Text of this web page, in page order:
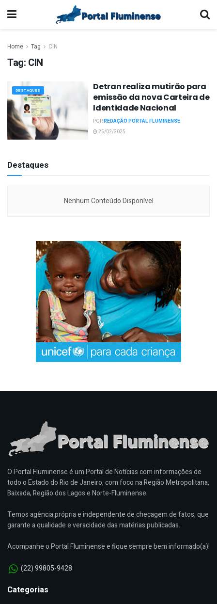
Home Tag CIN
Tag: CIN
DESTAQUES
Detran realiza mutirão para
emissão da nova Carteira de
Identidade Nacional
PORREDAÇÃO PORTAL FLUMINENSE
25/02/2025
Destaques
Nenhum Conteúdo Disponível
O Portal Fluminense é um Portal de Notícias com informações de
todo o Estado do Rio de Janeiro, com foco na Região Metropolitana,
Baixada, Região dos Lagos e Norte-Fluminense.
Temos agência própria e independente de checagem de fatos, que
garante a qualidade e veracidade das matérias publicadas.
Acompanhe o Portal Fluminense e fique sempre bem informado(a)!
(22) 99805-9428
Categorias